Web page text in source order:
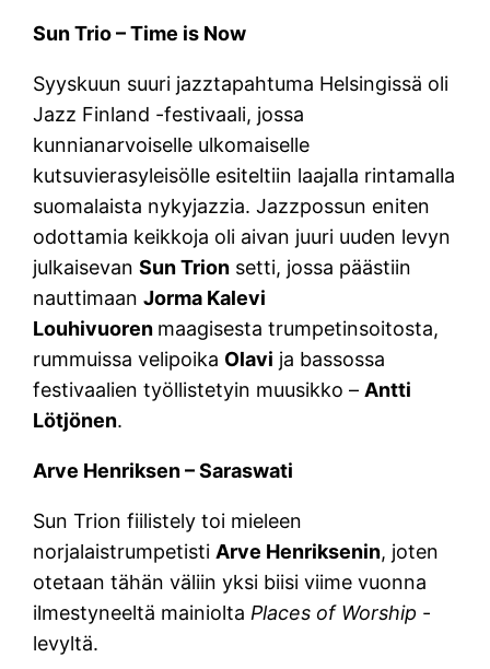
Sun Trio – Time is Now
Syyskuun suuri jazztapahtuma Helsingissä oli
Jazz Finland -festivaali, jossa
kunnianarvoiselle ulkomaiselle
kutsuvierasyleisölle esiteltiin laajalla rintamalla
suomalaista nykyjazzia. Jazzpossun eniten
odottamia keikkoja oli aivan juuri uuden levyn
julkaisevanSun Trion setti, jossa päästiin
nauttimaanJorma Kalevi
Louhivuoren maagisesta trumpetinsoitosta,
rummuissa velipoika Olavi ja bassossa
festivaalien työllistetyin muusikko – Antti
Lötjönen.
Arve Henriksen – Saraswati
Sun Trion fiilistely toi mieleen
norjalaistrumpetisti Arve Henriksenin, joten
otetaan tähän väliin yksi biisi viime vuonna
ilmestyneeltä mainiolta Places of Worship -
levyltä.